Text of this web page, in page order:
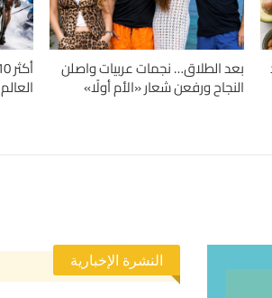
بعد الطلاق… نجمات عربيات واصلن
النجاح ورفعن شعار «الأم أولًا» العالم
النشرة الإخبارية